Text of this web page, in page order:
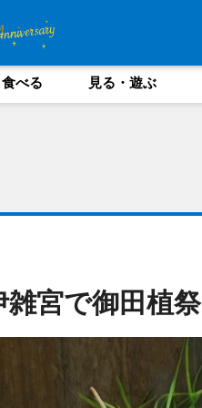
食べる 見る・遊ぶ
宮で御田植祭